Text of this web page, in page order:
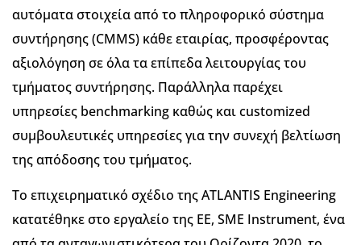
αυτόματα στοιχεία από το πληροφορικό σύστημα
συντήρησης (CMMS) κάθε εταιρίας, προσφέροντας
αξιολόγηση σε όλα τα επίπεδα λειτουργίας του
τμήματος συντήρησης. Παράλληλα παρέχει
υπηρεσίες benchmarking καθώς και customized
συμβουλευτικές υπηρεσίες για την συνεχή βελτίωση
της απόδοσης του τμήματος.
Το επιχειρηματικό σχέδιο της ATLANTIS Engineering
κατατέθηκε στο εργαλείο της ΕΕ, SME Instrument, ένα